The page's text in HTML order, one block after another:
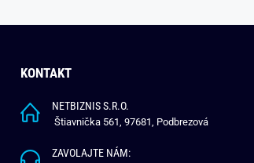
KONTAKT
NETBIZNIS S.R.O.
Štiavnička 561, 97681, Podbrezová
ZAVOLAJTE NÁM: